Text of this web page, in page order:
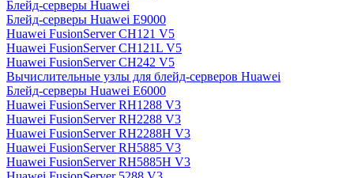
Блейд-серверы Huawei
Блейд-серверы Huawei E9000
Huawei FusionServer CH121 V5
Huawei FusionServer CH121L V5
Huawei FusionServer CH242 V5
Вычислительные узлы для блейд-серверов Huawei
Блейд-серверы Huawei E6000
Huawei FusionServer RH1288 V3
Huawei FusionServer RH2288 V3
Huawei FusionServer RH2288H V3
Huawei FusionServer RH5885 V3
Huawei FusionServer RH5885H V3